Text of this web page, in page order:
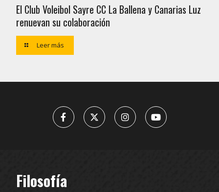
El Club Voleibol Sayre CC La Ballena y Canarias Luz
renuevan su colaboración
Leer más
Filosofía